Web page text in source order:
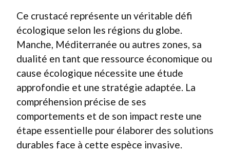
Ce crustacé représente un véritable défi
écologique selon les régions du globe.
Manche, Méditerranée ou autres zones, sa
dualité en tant que ressource économique ou
cause écologique nécessite une étude
approfondie et une stratégie adaptée. La
compréhension précise de ses
comportements et de son impact reste une
étape essentielle pour élaborer des solutions
durables face à cette espèce invasive.